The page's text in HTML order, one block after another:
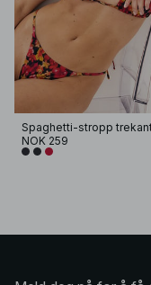
NOK 259